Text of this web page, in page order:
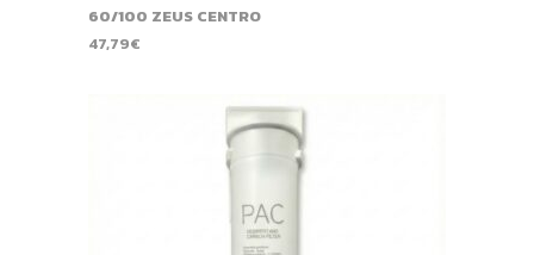
60/100 ZEUS CENTRO
47,79€